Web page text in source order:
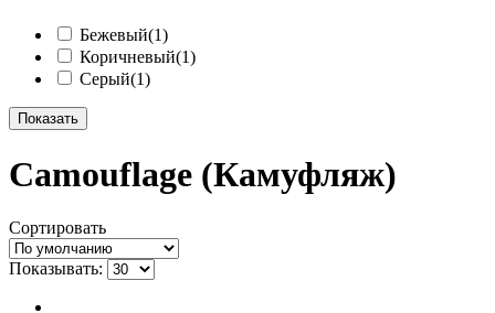
Бежевый(1)
Коричневый(1)
Серый(1)
Показать
Camouflage (Камуфляж)
Сортировать
Показывать: